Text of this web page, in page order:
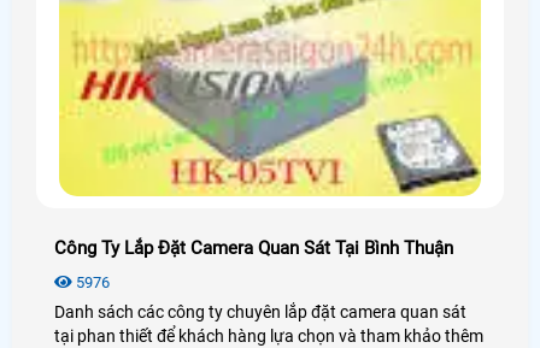
Công Ty Lắp Đặt Camera Quan Sát Tại Bình Thuận
5976
Danh sách các công ty chuyên lắp đặt camera quan sát
tại phan thiết để khách hàng lựa chọn và tham khảo thêm